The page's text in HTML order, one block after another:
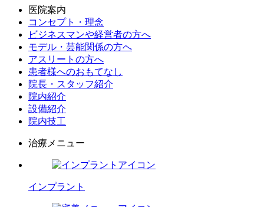
医院案内
コンセプト・理念
ビジネスマンや経営者の方へ
モデル・芸能関係の方へ
アスリートの方へ
患者様へのおもてなし
院長・スタッフ紹介
院内紹介
設備紹介
院内技工
治療メニュー
インプラント